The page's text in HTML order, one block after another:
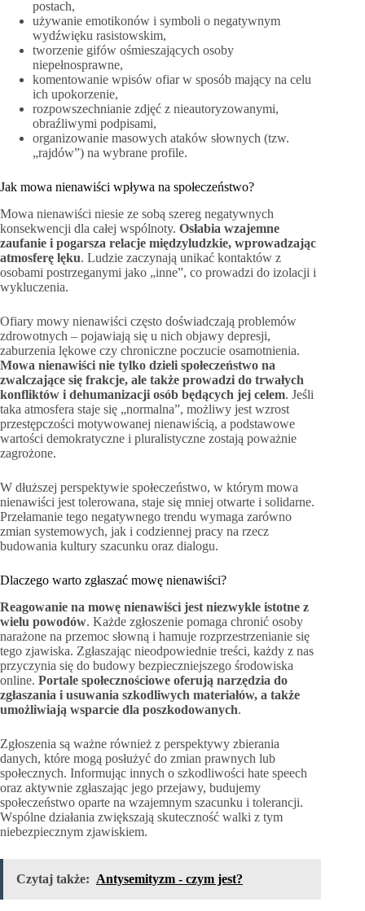
postach,
używanie emotikonów i symboli o negatywnym
wydźwięku rasistowskim,
tworzenie gifów ośmieszających osoby
niepełnosprawne,
komentowanie wpisów ofiar w sposób mający na celu
ich upokorzenie,
rozpowszechnianie zdjęć z nieautoryzowanymi,
obraźliwymi podpisami,
organizowanie masowych ataków słownych (tzw.
„rajdów”) na wybrane profile.
Jak mowa nienawiści wpływa na społeczeństwo?
Mowa nienawiści niesie ze sobą szereg negatywnych
konsekwencji dla całej wspólnoty. Osłabia wzajemne
zaufanie i pogarsza relacje międzyludzkie, wprowadzając
atmosferę lęku. Ludzie zaczynają unikać kontaktów z
osobami postrzeganymi jako „inne”, co prowadzi do izolacji i
wykluczenia.
Ofiary mowy nienawiści często doświadczają problemów
zdrowotnych – pojawiają się u nich objawy depresji,
zaburzenia lękowe czy chroniczne poczucie osamotnienia.
Mowa nienawiści nie tylko dzieli społeczeństwo na
zwalczające się frakcje, ale także prowadzi do trwałych
konfliktów i dehumanizacji osób będących jej celem. Jeśli
taka atmosfera staje się „normalna”, możliwy jest wzrost
przestępczości motywowanej nienawiścią, a podstawowe
wartości demokratyczne i pluralistyczne zostają poważnie
zagrożone.
W dłuższej perspektywie społeczeństwo, w którym mowa
nienawiści jest tolerowana, staje się mniej otwarte i solidarne.
Przełamanie tego negatywnego trendu wymaga zarówno
zmian systemowych, jak i codziennej pracy na rzecz
budowania kultury szacunku oraz dialogu.
Dlaczego warto zgłaszać mowę nienawiści?
Reagowanie na mowę nienawiści jest niezwykle istotne z
wielu powodów. Każde zgłoszenie pomaga chronić osoby
narażone na przemoc słowną i hamuje rozprzestrzenianie się
tego zjawiska. Zgłaszając nieodpowiednie treści, każdy z nas
przyczynia się do budowy bezpieczniejszego środowiska
online. Portale społecznościowe oferują narzędzia do
zgłaszania i usuwania szkodliwych materiałów, a także
umożliwiają wsparcie dla poszkodowanych.
Zgłoszenia są ważne również z perspektywy zbierania
danych, które mogą posłużyć do zmian prawnych lub
społecznych. Informując innych o szkodliwości hate speech
oraz aktywnie zgłaszając jego przejawy, budujemy
społeczeństwo oparte na wzajemnym szacunku i tolerancji.
Wspólne działania zwiększają skuteczność walki z tym
niebezpiecznym zjawiskiem.
Czytaj także: Antysemityzm - czym jest?